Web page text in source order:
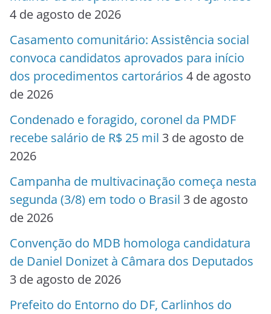
4 de agosto de 2026
Casamento comunitário: Assistência social
convoca candidatos aprovados para início
dos procedimentos cartorários 4 de agosto
de 2026
Condenado e foragido, coronel da PMDF
recebe salário de R$ 25 mil 3 de agosto de
2026
Campanha de multivacinação começa nesta
segunda (3/8) em todo o Brasil 3 de agosto
de 2026
Convenção do MDB homologa candidatura
de Daniel Donizet à Câmara dos Deputados
3 de agosto de 2026
Prefeito do Entorno do DF, Carlinhos do